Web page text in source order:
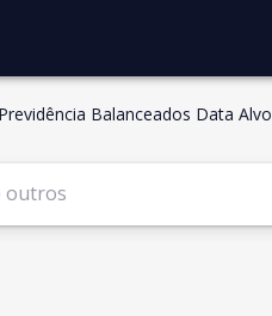
Previdência Balanceados Data Alvo